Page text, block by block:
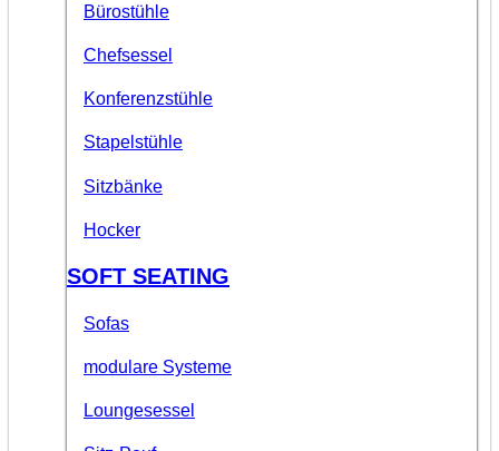
Bürostühle
Chefsessel
Konferenzstühle
Stapelstühle
Sitzbänke
Hocker
SOFT SEATING
Sofas
modulare Systeme
Loungesessel